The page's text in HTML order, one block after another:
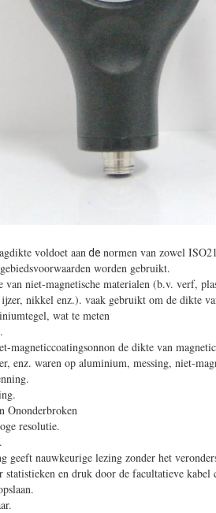
voldoet aande normen van zowel
worden gebruikt.
van niet-magnetische materialen (b.v. verf,
nikkel enz.). vaak gebruikt om de dikte
wat te meten
magneticcoatingsonnon de dikte van
enz. waren op aluminium, messing, niet-
Ononderbroken
resolutie.
geeft nauwkeurige lezing zonder het
en druk door de facultatieve kabel